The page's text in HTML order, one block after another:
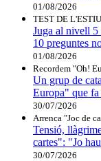
01/08/2026
TEST DE L'ESTIU
Juga al nivell 5
10 preguntes
01/08/2026
Recordem "Oh!
Un grup de
Europa" que fa
30/07/2026
Arrenca "Joc de
Tensió,
cartes": "Jo
30/07/2026